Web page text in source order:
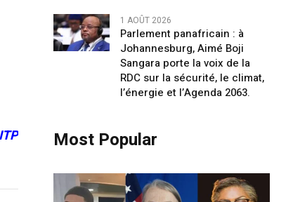
1 AOÛT 2026
Parlement panafricain : à
Johannesburg, Aimé Boji
Sangara porte la voix de la
RDC sur la sécurité, le climat,
l’énergie et l’Agenda 2063.
Most Popular